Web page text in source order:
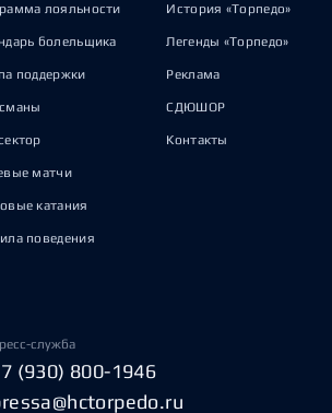
лояльности
болельщика
поддержки
матчи
катания
поведения
История «Торпедо»
Легенды «Торпедо»
Реклама
СДЮШОР
Контакты
служба
(930) 800-1946